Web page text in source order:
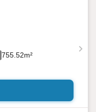
755.52m²